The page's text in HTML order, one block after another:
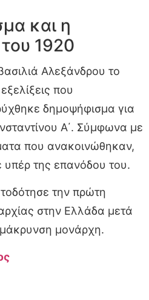
και η
1920
Αλεξάνδρου το
που
δημοψήφισμα για
Α΄. Σύμφωνα με
που ανακοινώθηκαν,
υπέρ της επανόδου του.
την πρώτη
στην Ελλάδα μετά
μονάρχη.